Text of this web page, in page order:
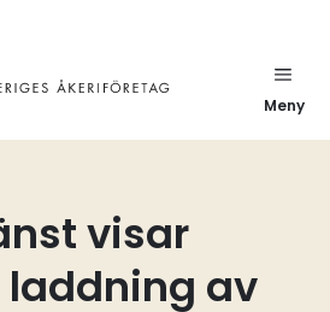
Meny
visar
av